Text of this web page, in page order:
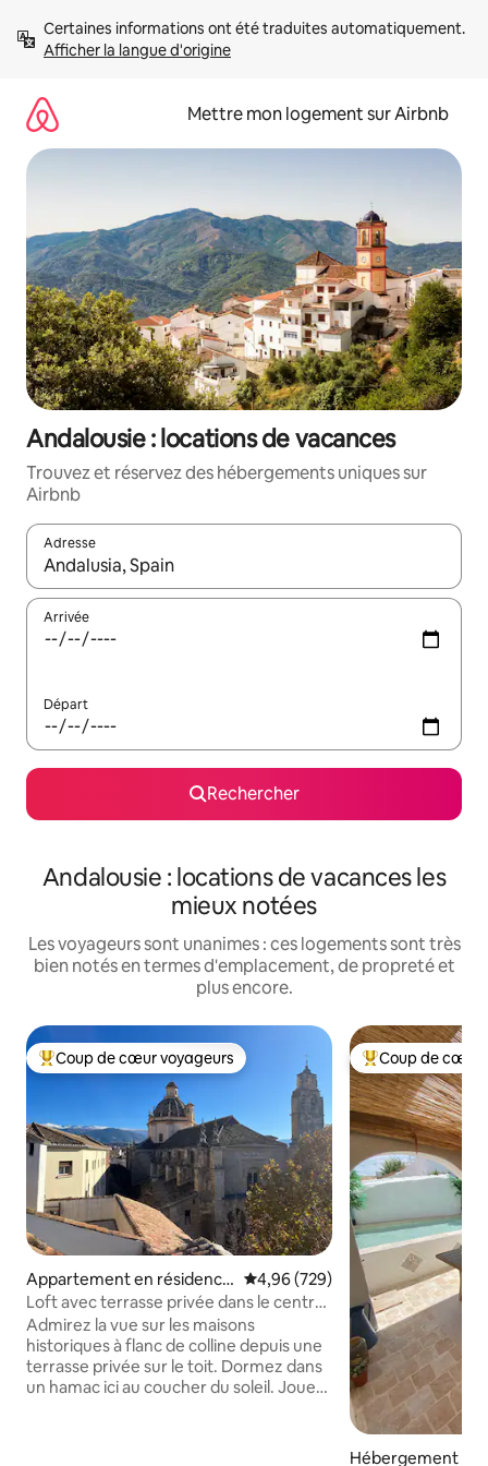
directement
Afficher la langue d'origine
Mettre mon logement sur Airbnb
Andalousie : locations de vacances
Trouvez et réservez des hébergements uniques sur
Airbnb
Adresse
Lorsque les résultats s'affichent, utilisez les flèches vers le
Arrivée
Départ
Rechercher
Andalousie : locations de vacances les
mieux notées
Les voyageurs sont unanimes : ces logements sont très
bien notés en termes d'emplacement, de propreté et
plus encore.
Coups de cœur voyageurs les plus appréciés
Coup de cœur voyageurs
Appartement en résidence
⋅ Grenade
Évaluation moyenne sur la
4,96 (729)
Loft avec terrasse privée dans le centre
de Grenade
Admirez la vue sur les maisons
historiques à flanc de colline depuis une
terrasse privée sur le toit. Dormez dans
un hamac ici au coucher du soleil. Jouez
Coups de cœur
Coup de cœur
Hébergement ⋅